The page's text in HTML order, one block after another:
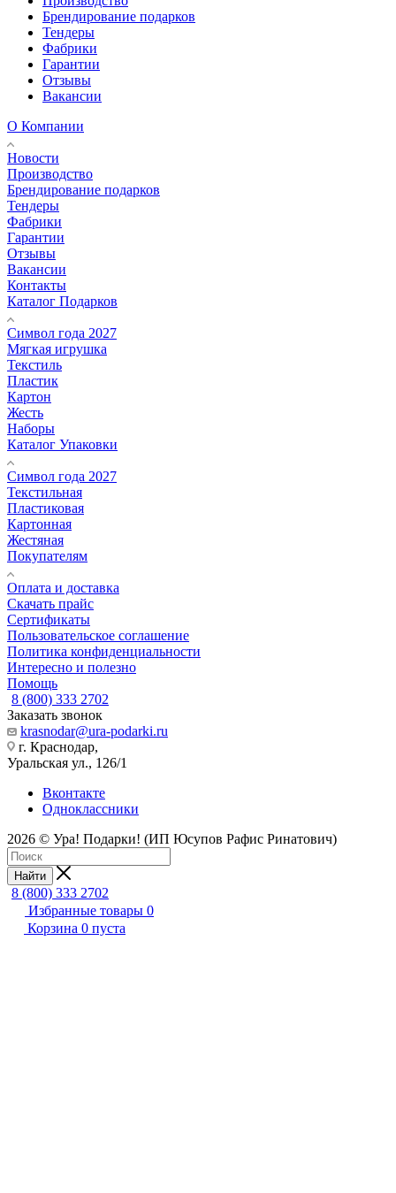
Брендирование подарков
Тендеры
Фабрики
Гарантии
Отзывы
Вакансии
О Компании
Новости
Производство
Брендирование подарков
Тендеры
Фабрики
Гарантии
Отзывы
Вакансии
Контакты
Каталог Подарков
Символ года 2027
Мягкая игрушка
Текстиль
Пластик
Картон
Жесть
Наборы
Каталог Упаковки
Символ года 2027
Текстильная
Пластиковая
Картонная
Жестяная
Покупателям
Оплата и доставка
Скачать прайс
Сертификаты
Пользовательское соглашение
Политика конфиденциальности
Интересно и полезно
Помощь
8 (800) 333 2702
Заказать звонок
krasnodar@ura-podarki.ru
г. Краснодар,
Уральская ул., 126/1
Вконтакте
Одноклассники
2026 © Ура! Подарки! (ИП Юсупов Рафис Ринатович)
Найти
8 (800) 333 2702
Избранные товары 0
Корзина 0 пуста